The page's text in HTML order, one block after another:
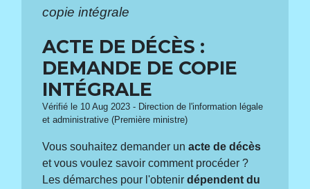
copie intégrale
ACTE DE DÉCÈS :
DEMANDE DE COPIE
INTÉGRALE
Vérifié le 10 Aug 2023 - Direction de l'information légale
et administrative (Première ministre)
Vous souhaitez demander unacte de décès
et vous voulez savoir comment procéder ?
Les démarches pour l'obtenirdépendent du